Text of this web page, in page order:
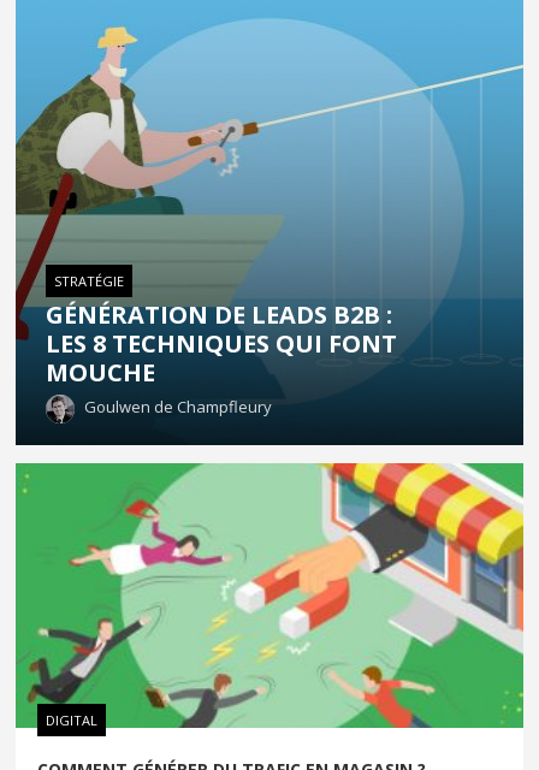
STRATÉGIE
GÉNÉRATION DE LEADS B2B :
LES 8 TECHNIQUES QUI FONT
MOUCHE
Goulwen de Champfleury
DIGITAL